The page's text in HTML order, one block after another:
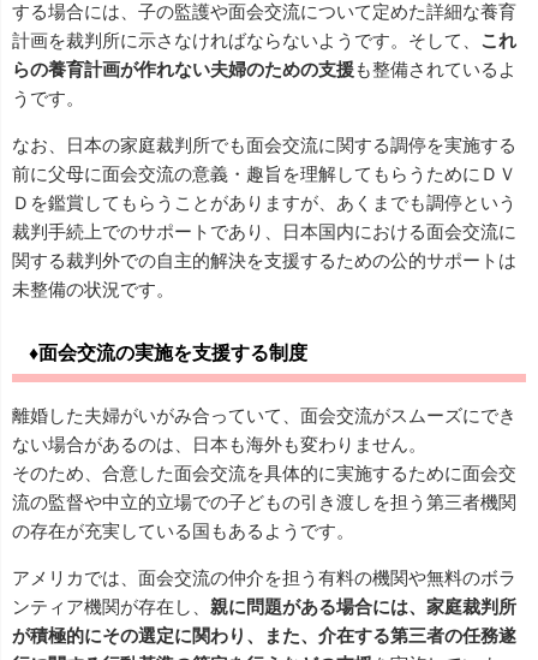
する場合には、子の監護や面会交流について定めた詳細な養育
計画を裁判所に示さなければならないようです。そして、 これ
らの養育計画が作れない夫婦のための支援も整備されているよ
うです。
なお、日本の家庭裁判所でも面会交流に関する調停を実施する
前に父母に面会交流の意義・趣旨を理解してもらうためにＤＶ
Ｄを鑑賞してもらうことがありますが、あくまでも調停という
裁判手続上でのサポートであり、日本国内における面会交流に
関する裁判外での自主的解決を支援するための公的サポートは
未整備の状況です。
♦面会交流の実施を支援する制度
離婚した夫婦がいがみ合っていて、面会交流がスムーズにでき
ない場合があるのは、日本も海外も変わりません。
そのため、合意した面会交流を具体的に実施するために面会交
流の監督や中立的立場での子どもの引き渡しを担う第三者機関
の存在が充実している国もあるようです。
アメリカでは、面会交流の仲介を担う有料の機関や無料のボラ
ンティア機関が存在し、 親に問題がある場合には、家庭裁判所
が積極的にその選定に関わり、また、介在する第三者の任務遂